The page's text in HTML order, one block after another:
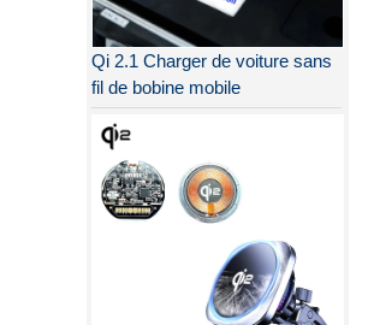
Qi 2.1 Charger de voiture sans
fil de bobine mobile